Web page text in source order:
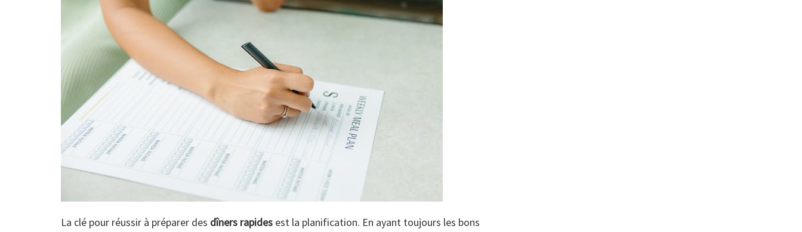
La clé pour réussir à préparer des dîners rapides est la planification. En ayant toujours les bons